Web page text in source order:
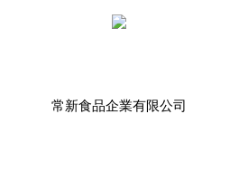
常新食品企業有限公司